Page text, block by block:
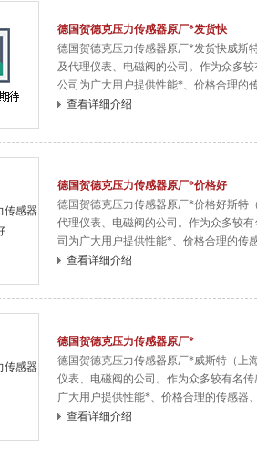
德国贺德克压力传感器原厂*发货快
德国贺德克压力传感器原厂*发货快威斯
及代理仪表、电磁阀的公司。作为众多
公司为广大用户提供性能*、价格合理的
表、电磁阀等。这些产品广泛应用于化
查看详细介绍
德国贺德克压力传感器原厂*价格好
德国贺德克压力传感器原厂*价格好斯特
代理仪表、电磁阀的公司。作为众多较
司为广大用户提供性能*、价格合理的传
电磁阀等。这些产品广泛应用于化工、
查看详细介绍
德国贺德克压力传感器原厂*
德国贺德克压力传感器原厂*威斯特（上
仪表、电磁阀的公司。作为众多较有名
广大用户提供性能*、价格合理的传感器
阀等。这些产品广泛应用于化工、石油
查看详细介绍